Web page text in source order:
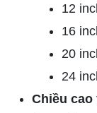
12
16
20
24
Chiều cao